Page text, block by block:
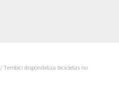
/Tembici disponibiliza bicicletas no